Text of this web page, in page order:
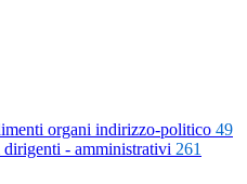
organi indirizzo-politico 49
- amministrativi 261